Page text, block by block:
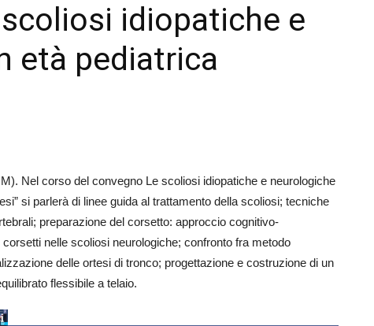
idiopatiche e
età pediatrica
Nel corso del convegno Le scoliosi idiopatiche e neurologiche
si parlerà di linee guida al trattamento della scoliosi; tecniche
preparazione del corsetto: approccio cognitivo-
nelle scoliosi neurologiche; confronto fra metodo
delle ortesi di tronco; progettazione e costruzione di un
flessibile a telaio.